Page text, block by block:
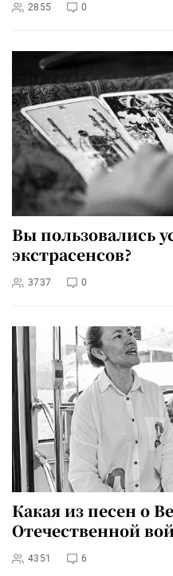
2855 0
Вы пользовались
экстрасенсов?
3737 0
Какая из песен о
Отечественной
4351 6